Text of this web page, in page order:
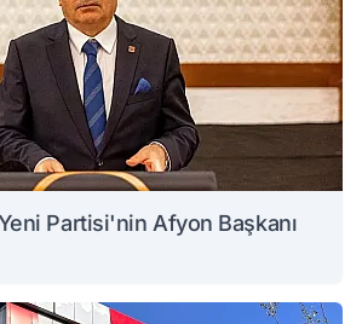
Partisi'nin Afyon Başkanı